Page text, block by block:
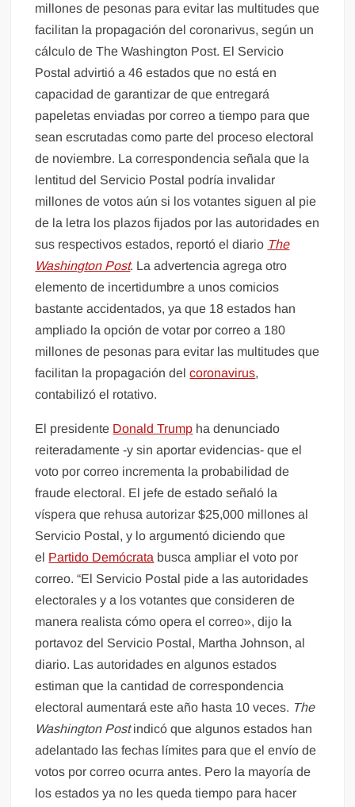
millones de pesonas para evitar las multitudes que
facilitan la propagación del coronarivus, según un
cálculo de The Washington Post. El Servicio
Postal advirtió a 46 estados que no está en
capacidad de garantizar de que entregará
papeletas enviadas por correo a tiempo para que
sean escrutadas como parte del proceso electoral
de noviembre. La correspondencia señala que la
lentitud del Servicio Postal podría invalidar
millones de votos aún si los votantes siguen al pie
de la letra los plazos fijados por las autoridades en
sus respectivos estados, reportó el diario The
Washington Post. La advertencia agrega otro
elemento de incertidumbre a unos comicios
bastante accidentados, ya que 18 estados han
ampliado la opción de votar por correo a 180
millones de pesonas para evitar las multitudes que
facilitan la propagación delcoronavirus,
contabilizó el rotativo.
El presidente Donald Trump ha denunciado
reiteradamente -y sin aportar evidencias- que el
voto por correo incrementa la probabilidad de
fraude electoral. El jefe de estado señaló la
víspera que rehusa autorizar $25,000 millones al
Servicio Postal, y lo argumentó diciendo que
el Partido Demócrata busca ampliar el voto por
correo. “El Servicio Postal pide a las autoridades
electorales y a los votantes que consideren de
manera realista cómo opera el correo», dijo la
portavoz del Servicio Postal, Martha Johnson, al
diario. Las autoridades en algunos estados
estiman que la cantidad de correspondencia
electoral aumentará este año hasta 10 veces. The
Washington Postindicó que algunos estados han
adelantado las fechas límites para que el envío de
votos por correo ocurra antes. Pero la mayoría de
los estados ya no les queda tiempo para hacer